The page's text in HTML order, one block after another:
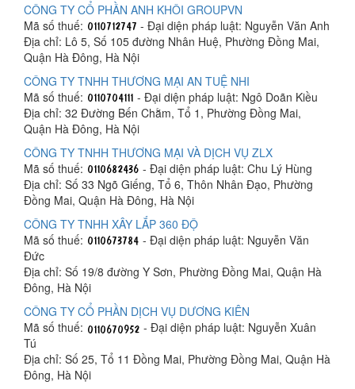
CÔNG TY CỔ PHẦN ANH KHÔI GROUPVN
Mã số thuế:
- Đại diện pháp luật: Nguyễn Văn Anh
Địa chỉ: Lô 5, Số 105 đường Nhân Huệ, Phường Đồng Mai,
Quận Hà Đông, Hà Nội
CÔNG TY TNHH THƯƠNG MẠI AN TUỆ NHI
Mã số thuế:
- Đại diện pháp luật: Ngô Doãn Kiều
Địa chỉ: 32 Đường Bến Chằm, Tổ 1, Phường Đồng Mai,
Quận Hà Đông, Hà Nội
CÔNG TY TNHH THƯƠNG MẠI VÀ DỊCH VỤ ZLX
Mã số thuế:
- Đại diện pháp luật: Chu Lý Hùng
Địa chỉ: Số 33 Ngõ Giếng, Tổ 6, Thôn Nhân Đạo, Phường
Đồng Mai, Quận Hà Đông, Hà Nội
CÔNG TY TNHH XÂY LẮP 360 ĐỘ
Mã số thuế:
- Đại diện pháp luật: Nguyễn Văn
Đức
Địa chỉ: Số 19/8 đường Y Sơn, Phường Đồng Mai, Quận Hà
Đông, Hà Nội
CÔNG TY CỔ PHẦN DỊCH VỤ DƯƠNG KIÊN
Mã số thuế:
- Đại diện pháp luật: Nguyễn Xuân
Tú
Địa chỉ: Số 25, Tổ 11 Đồng Mai, Phường Đồng Mai, Quận Hà
Đông, Hà Nội